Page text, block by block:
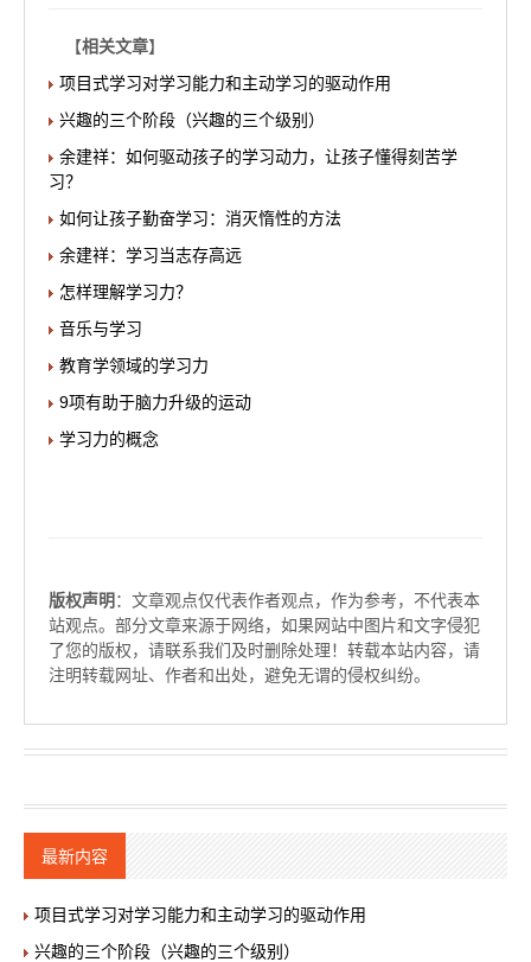
【相关文章】
项目式学习对学习能力和主动学习的驱动作用
兴趣的三个阶段（兴趣的三个级别）
余建祥：如何驱动孩子的学习动力，让孩子懂得刻苦学
习？
如何让孩子勤奋学习：消灭惰性的方法
余建祥：学习当志存高远
怎样理解学习力？
音乐与学习
教育学领域的学习力
9项有助于脑力升级的运动
学习力的概念
版权声明 ：文章观点仅代表作者观点，作为参考，不代表本
站观点。部分文章来源于网络，如果网站中图片和文字侵犯
了您的版权，请联系我们及时删除处理！转载本站内容，请
注明转载网址、作者和出处，避免无谓的侵权纠纷。
最新内容
项目式学习对学习能力和主动学习的驱动作用
兴趣的三个阶段（兴趣的三个级别）